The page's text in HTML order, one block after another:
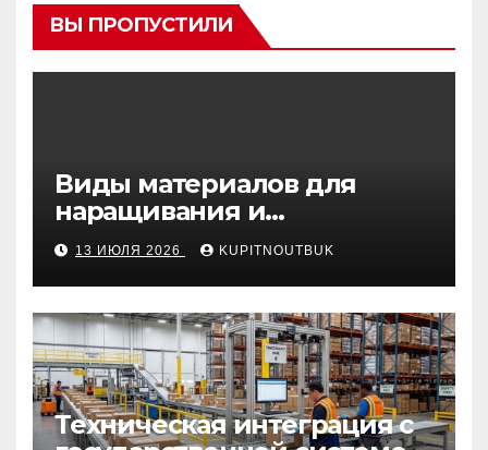
ВЫ ПРОПУСТИЛИ
Виды материалов для
наращивания и
моделирования ногтей
13 ИЮЛЯ 2026 KUPITNOUTBUK
Техническая интеграция с